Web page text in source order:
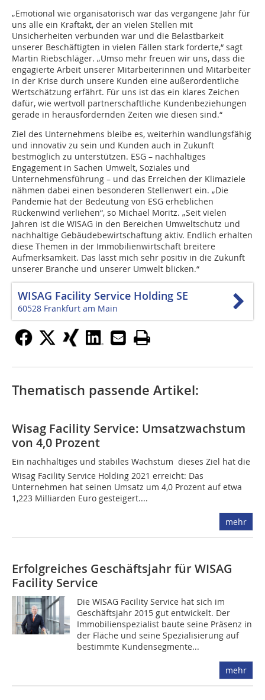
„Emotional wie organisatorisch war das vergangene Jahr für
uns alle ein Kraftakt, der an vielen Stellen mit
Unsicherheiten verbunden war und die Belastbarkeit
unserer Beschäftigten in vielen Fällen stark forderte,“ sagt
Martin Riebschläger. „Umso mehr freuen wir uns, dass die
engagierte Arbeit unserer Mitarbeiterinnen und Mitarbeiter
in der Krise durch unsere Kunden eine außerordentliche
Wertschätzung erfährt. Für uns ist das ein klares Zeichen
dafür, wie wertvoll partnerschaftliche Kundenbeziehungen
gerade in herausfordernden Zeiten wie diesen sind.“
Ziel des Unternehmens bleibe es, weiterhin wandlungsfähig
und innovativ zu sein und Kunden auch in Zukunft
bestmöglich zu unterstützen. ESG – nachhaltiges
Engagement in Sachen Umwelt, Soziales und
Unternehmensführung – und das Erreichen der Klimaziele
nähmen dabei einen besonderen Stellenwert ein. „Die
Pandemie hat der Bedeutung von ESG erheblichen
Rückenwind verliehen“, so Michael Moritz. „Seit vielen
Jahren ist die WISAG in den Bereichen Umweltschutz und
nachhaltige Gebäudebewirtschaftung aktiv. Endlich erhalten
diese Themen in der Immobilienwirtschaft breitere
Aufmerksamkeit. Das lässt mich sehr positiv in die Zukunft
unserer Branche und unserer Umwelt blicken.“
WISAG Facility Service Holding SE
60528 Frankfurt am Main
Thematisch passende Artikel:
Wisag Facility Service: Umsatzwachstum
von 4,0 Prozent
Ein nachhaltiges und stabiles Wachstum  dieses Ziel hat die
Wisag Facility Service Holding 2021 erreicht: Das
Unternehmen hat seinen Umsatz um 4,0 Prozent auf etwa
1,223 Milliarden Euro gesteigert....
mehr
Erfolgreiches Geschäftsjahr für WISAG
Facility Service
Die WISAG Facility Service hat sich im
Geschäftsjahr 2015 gut entwickelt. Der
Immobilienspezialist baute seine Präsenz in
der Fläche und seine Spezialisierung auf
bestimmte Kundensegmente...
mehr